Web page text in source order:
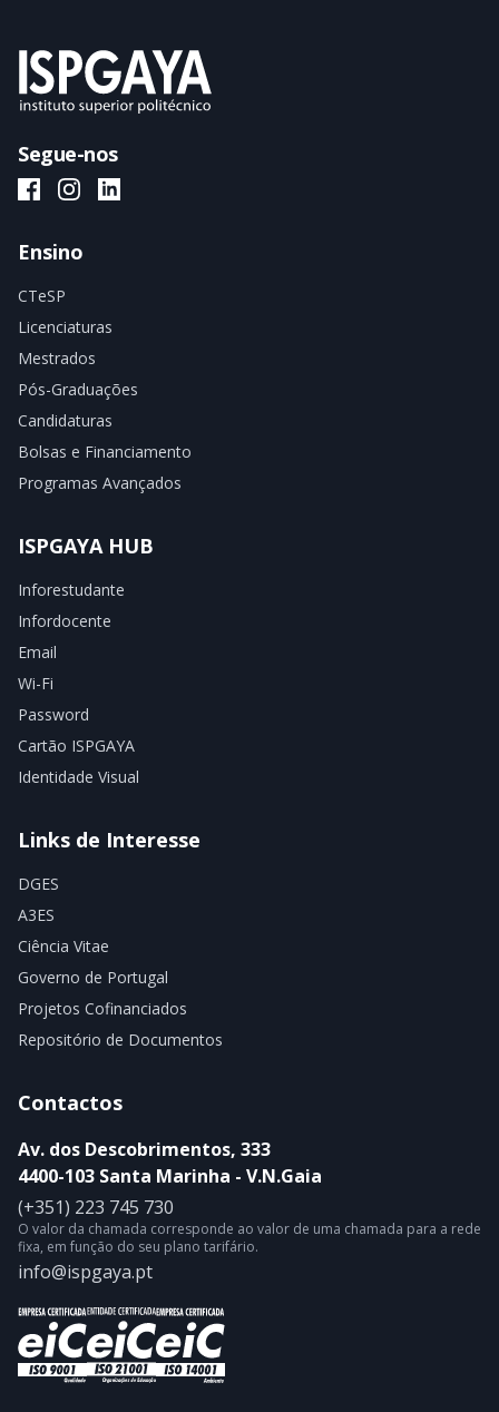
Segue-nos
ISPGAYA Facebook
ISPGAYA Instagram
ISPGAYA LinkedIn
Ensino
CTeSP
Licenciaturas
Mestrados
Pós-Graduações
Candidaturas
Bolsas e Financiamento
Programas Avançados
ISPGAYA HUB
Inforestudante
Infordocente
Email
Wi-Fi
Password
Cartão ISPGAYA
Identidade Visual
Links de Interesse
DGES
A3ES
Ciência Vitae
Governo de Portugal
Projetos Cofinanciados
Repositório de Documentos
Contactos
Av. dos Descobrimentos, 333
4400-103 Santa Marinha - V.N.Gaia
(+351) 223 745 730
O valor da chamada corresponde ao valor de uma chamada para a rede
fixa, em função do seu plano tarifário.
info@ispgaya.pt